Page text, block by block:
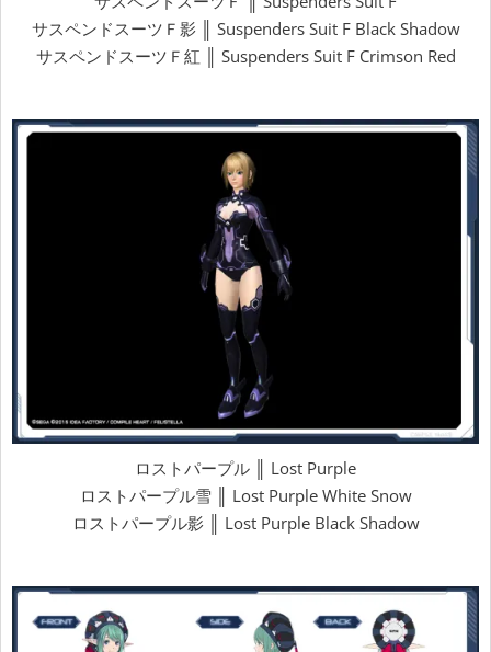
サスペンドスーツＦ影 ║ Suspenders Suit F Black Shadow
サスペンドスーツＦ紅 ║ Suspenders Suit F Crimson Red
ロストパープル ║ Lost Purple
ロストパープル雪 ║ Lost Purple White Snow
ロストパープル影 ║ Lost Purple Black Shadow